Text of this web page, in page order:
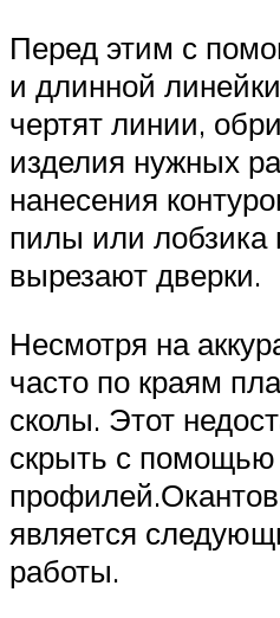
Перед этим с
и длинной
чертят линии,
изделия нужных
нанесения
пилы или лобзика
вырезают дверки.
Несмотря на
часто по краям
сколы. Этот
скрыть с
является
работы.